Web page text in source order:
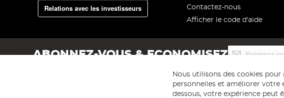
Relations avec les investisseurs
Contactez-nous
Afficher le code d'aide
ABONNEZ-VOUS & ECONOMISEZ
lettre
d’information
:
Nous utilisons des cookies
personnelles et améliorer votre
dessous, votre expérience peut